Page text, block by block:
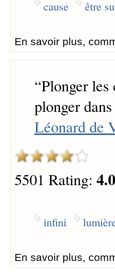
cause être
En savoir plus,
“Plonger les
plonger
Léonard de
5501 Rating: 4.0
infini
En savoir plus,